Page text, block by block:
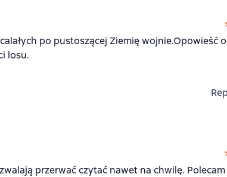
po pustoszącej Ziemię wojnie.Opowieść
losu.
przerwać czytać nawet na chwilę.